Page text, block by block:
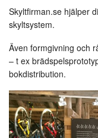
brädspel,
Roll-
up
banderoller!
Skyltfirman.se hjälper
skyltsystem.
Även formgivning och
– t ex
bokdistribution.